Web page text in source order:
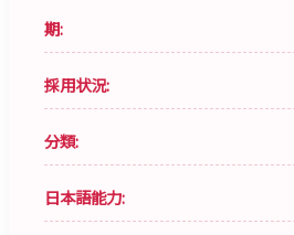
期:
採用状況:
分類:
日本語能力: